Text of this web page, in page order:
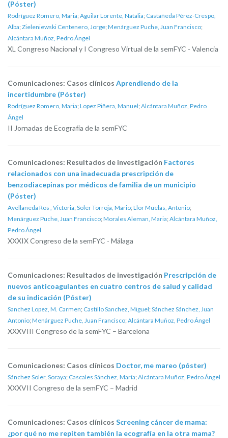
(Póster)
Rodríguez Romero, Maria; Aguilar Lorente, Natalia; Castañeda Pérez-Crespo,
Alba; Zieleniewski Centenero, Jorge; Menárguez Puche, Juan Francisco;
Alcántara Muñoz, Pedro Ángel
XL Congreso Nacional y I Congreso Virtual de la semFYC - Valencia
Comunicaciones: Casos clínicos Aprendiendo de la
incertidumbre (Póster)
Rodríguez Romero, Maria; Lopez Piñera, Manuel; Alcántara Muñoz, Pedro
Ángel
II Jornadas de Ecografía de la semFYC
Comunicaciones: Resultados de investigación Factores
relacionados con una inadecuada prescripción de
benzodiacepinas por médicos de familia de un municipio
(Póster)
Avellaneda Ros , Victoria; Soler Torroja, Mario; Llor Muelas, Antonio;
Menárguez Puche, Juan Francisco; Morales Aleman, Maria; Alcántara Muñoz,
Pedro Ángel
XXXIX Congreso de la semFYC - Málaga
Comunicaciones: Resultados de investigación Prescripción de
nuevos anticoagulantes en cuatro centros de salud y calidad
de su indicación (Póster)
Sanchez Lopez, M. Carmen; Castillo Sanchez, Miguel; Sánchez Sánchez, Juan
Antonio; Menárguez Puche, Juan Francisco; Alcántara Muñoz, Pedro Ángel
XXXVIII Congreso de la semFYC – Barcelona
Comunicaciones: Casos clínicos Doctor, me mareo (póster)
Sánchez Soler, Soraya; Cascales Sánchez, María; Alcántara Muñoz, Pedro Ángel
XXXVII Congreso de la semFYC – Madrid
Comunicaciones: Casos clínicos Screening cáncer de mama:
¿por qué no me repiten también la ecografía en la otra mama?